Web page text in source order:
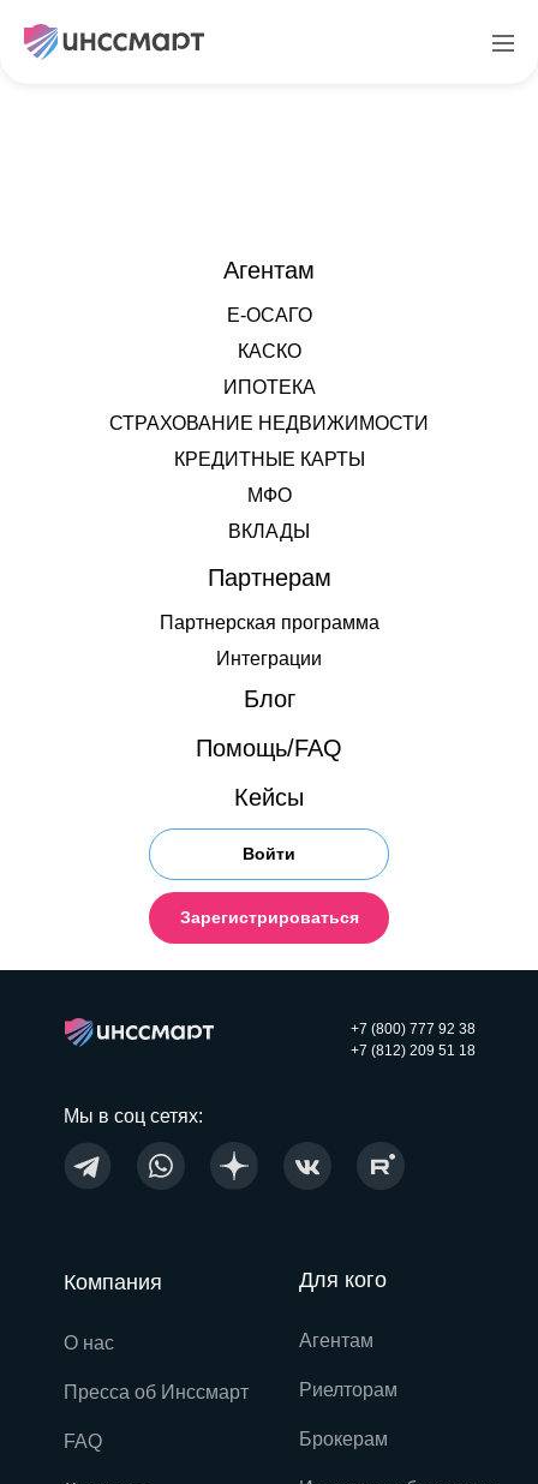
Агентам
Е-ОСАГО
КАСКО
ИПОТЕКА
Партнерам
Партнерская программа
Блог
Помощь/FAQ
Зарегистрироваться
Кейсы
СТРАХОВАНИЕ НЕДВИЖИМОСТИ
Интеграции
Войти
КРЕДИТНЫЕ КАРТЫ
ВКЛАДЫ
МФО
+7 (800) 777 92 38
+7 (812) 209 51 18
Мы в соц сетях:
Для кого
Агентам
Риелторам
Брокерам
Компания
О нас
Пресса об Инссмарт
FAQ